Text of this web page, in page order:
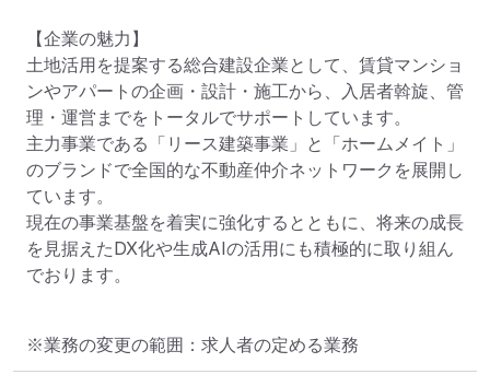
【企業の魅力】
土地活用を提案する総合建設企業として、賃貸マンショ
ンやアパートの企画・設計・施工から、入居者斡旋、管
理・運営までをトータルでサポートしています。
主力事業である「リース建築事業」と「ホームメイト」
のブランドで全国的な不動産仲介ネットワークを展開し
ています。
現在の事業基盤を着実に強化するとともに、将来の成長
を見据えたDX化や生成AIの活用にも積極的に取り組ん
でおります。
※業務の変更の範囲：求人者の定める業務